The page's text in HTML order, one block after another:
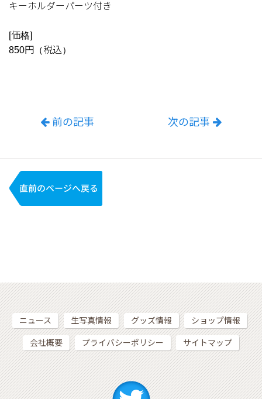
キーホルダーパーツ付き
[価格]
850円（税込）
前の記事 次の記事
ニュース 生写真情報 グッズ情報 ショップ情報
会社概要 プライバシーポリシー サイトマップ